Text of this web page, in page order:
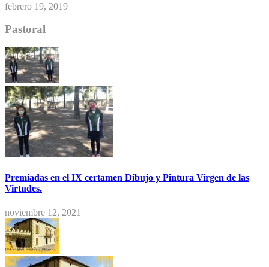
febrero 19, 2019
Pastoral
Premiadas en el IX certamen Dibujo y Pintura Virgen de las
Virtudes.
noviembre 12, 2021